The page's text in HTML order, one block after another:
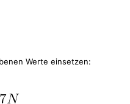
Werte einsetzen: